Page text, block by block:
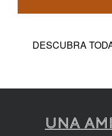
DESCUBRA
UNA